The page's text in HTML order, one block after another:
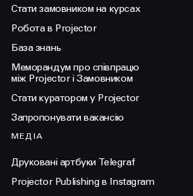
Стати замовником на курсах
Робота в Projector
База знань
Меморандум про співпрацю
між Projector і Замовником
Стати куратором у Projector
Запропонувати вакансію
МЕДІА
Друковані артбуки Telegraf
Projector Publishing в Instagram